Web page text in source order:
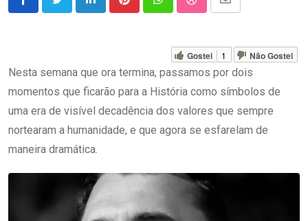
LinkedInPinterestWhatsappStumbleUpon
Share
Email
Gostei 1 Não Gostei
Nesta semana que ora termina, passamos por dois
momentos que ficarão para a História como símbolos de
uma era de visível decadência dos valores que sempre
nortearam a humanidade, e que agora se esfarelam de
maneira dramática.